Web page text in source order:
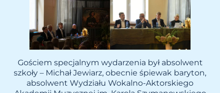
Gościem specjalnym wydarzenia był absolwent
szkoły – Michał Jewiarz, obecnie śpiewak baryton,
absolwent Wydziału Wokalno-Aktorskiego